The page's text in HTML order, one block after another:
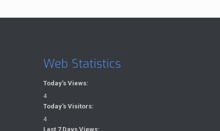
Web Statistics
Today's Views:
4
Today's Visitors:
4
Last 7 Days Views: